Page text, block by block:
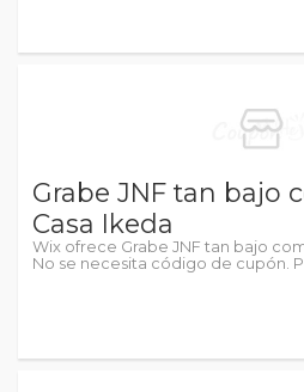
Grabe JNF tan bajo
Casa Ikeda
Wix ofrece Grabe JNF tan bajo
No se necesita código de cupón.